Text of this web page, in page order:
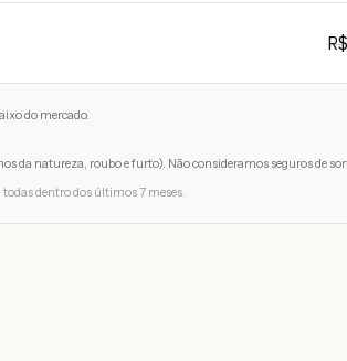
do mercado.
da natureza, roubo e furto). Não consideramos seguros de
dentro dos últimos 7 meses.